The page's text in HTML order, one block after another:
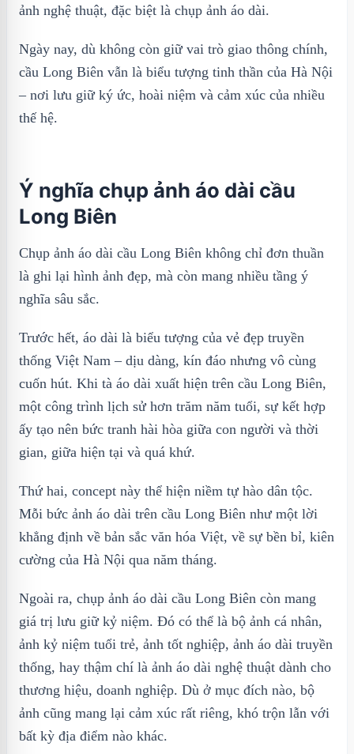
ảnh nghệ thuật, đặc biệt là chụp ảnh áo dài.
Ngày nay, dù không còn giữ vai trò giao thông chính,
cầu Long Biên vẫn là biểu tượng tinh thần của Hà Nội
– nơi lưu giữ ký ức, hoài niệm và cảm xúc của nhiều
thế hệ.
Ý nghĩa chụp ảnh áo dài cầu
Long Biên
Chụp ảnh áo dài cầu Long Biên không chỉ đơn thuần
là ghi lại hình ảnh đẹp, mà còn mang nhiều tầng ý
nghĩa sâu sắc.
Trước hết, áo dài là biểu tượng của vẻ đẹp truyền
thống Việt Nam – dịu dàng, kín đáo nhưng vô cùng
cuốn hút. Khi tà áo dài xuất hiện trên cầu Long Biên,
một công trình lịch sử hơn trăm năm tuổi, sự kết hợp
ấy tạo nên bức tranh hài hòa giữa con người và thời
gian, giữa hiện tại và quá khứ.
Thứ hai, concept này thể hiện niềm tự hào dân tộc.
Mỗi bức ảnh áo dài trên cầu Long Biên như một lời
khẳng định về bản sắc văn hóa Việt, về sự bền bỉ, kiên
cường của Hà Nội qua năm tháng.
Ngoài ra, chụp ảnh áo dài cầu Long Biên còn mang
giá trị lưu giữ kỷ niệm. Đó có thể là bộ ảnh cá nhân,
ảnh kỷ niệm tuổi trẻ, ảnh tốt nghiệp, ảnh áo dài truyền
thống, hay thậm chí là ảnh áo dài nghệ thuật dành cho
thương hiệu, doanh nghiệp. Dù ở mục đích nào, bộ
ảnh cũng mang lại cảm xúc rất riêng, khó trộn lẫn với
bất kỳ địa điểm nào khác.